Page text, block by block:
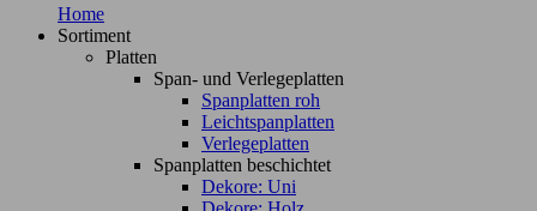
Home
Sortiment
Platten
Span- und Verlegeplatten
Spanplatten roh
Leichtspanplatten
Verlegeplatten
Spanplatten beschichtet
Dekore: Uni